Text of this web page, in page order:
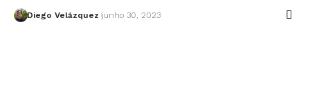
Diego Velázquez junho 30, 2023